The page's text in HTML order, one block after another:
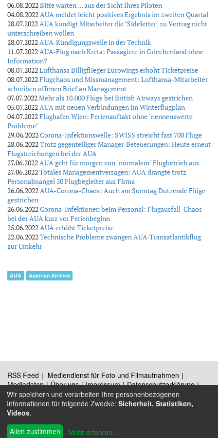
06.08.2022Bitte warten … aus der Sicht Ihres Piloten
04.08.2022AUA meldet leicht positives Ergebnis im zweiten Quartal
28.07.2022AUA kündigt Mitarbeiter die "Sideletter" zu Vertrag nicht
unterschreiben wollen
28.07.2022AUA-Kündigungswelle in der Technik
11.07.2022AUA-Flug nach Kreta: Passagiere in Griechenland ohne
Information?
08.07.2022Lufthansa Billigflieger Eurowings erhöht Ticketpreise
08.07.2022Flugchaos und Missmanagement: Lufthansa-Mitarbeiter
schreiben offenen Brief an Management
07.07.2022Mehr als 10.000 Flüge bei British Airways gestrichen
05.07.2022AUA mit neuen Verbindungen im Winterflugplan
04.07.2022Flughafen Wien: Ferienauftakt ohne "nennenswerte
Probleme"
29.06.2022Corona-Infektionswelle: SWISS streicht fast 700 Flüge
28.06.2022Trotz gegenteiliger Manager-Beteuerungen: Heute erneut
Flugstreichungen bei der AUA
27.06.2022AUA geht für morgen von "normalem" Flugbetrieb aus
27.06.2022Totales Managementversagen: AUA drängte trotz
Personalmangel 50 Flugbegleiter aus Firma
26.06.2022AUA-Corona-Chaos: Auch am Sonntag Dutzende Flüge
gestrichen
26.06.2022Corona-Infektionen beim Personal: Flugausfall-Chaos
bei der AUA kurz vor Ferienbeginn
25.06.2022AUA erhöht Ticketpreise
22.06.2022Technische Probleme zwangen AUA-Transatlantikflug
zur Umkehr
AUA Austrian Airlines
RSS Feed
Mediendienst für Foto und Filmaufnahmen
Mediadaten
Über uns Impressum
Datenschutzerklärung
Kontakt
© 2009 - 2026 Austrian Wings®
Wir speichern und verarbeiten Ihre personenbezogenen
Informationen für folgende Zwecke: Sicherheit, Statistiken,
Videos.
Allen zustimmen
Mehr erfahren...